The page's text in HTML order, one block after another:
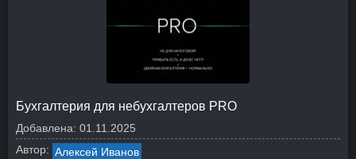
Бухгалтерия для небухгалтеров PRO
Добавлена: 01.11.2025
Автор: Алексей Иванов